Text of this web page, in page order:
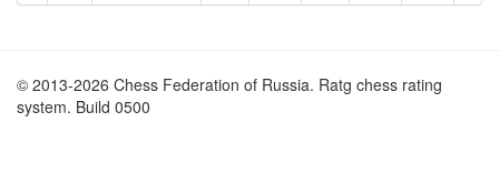
© 2013-2026 Chess Federation of Russia. Ratg chess rating
system. Build 0500